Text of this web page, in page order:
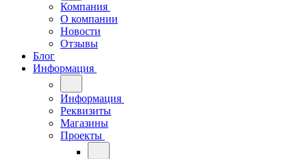
Компания
О компании
Новости
Отзывы
Блог
Информация
Информация
Реквизиты
Магазины
Проекты